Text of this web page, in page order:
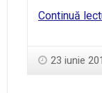
Continuă
23 iunie